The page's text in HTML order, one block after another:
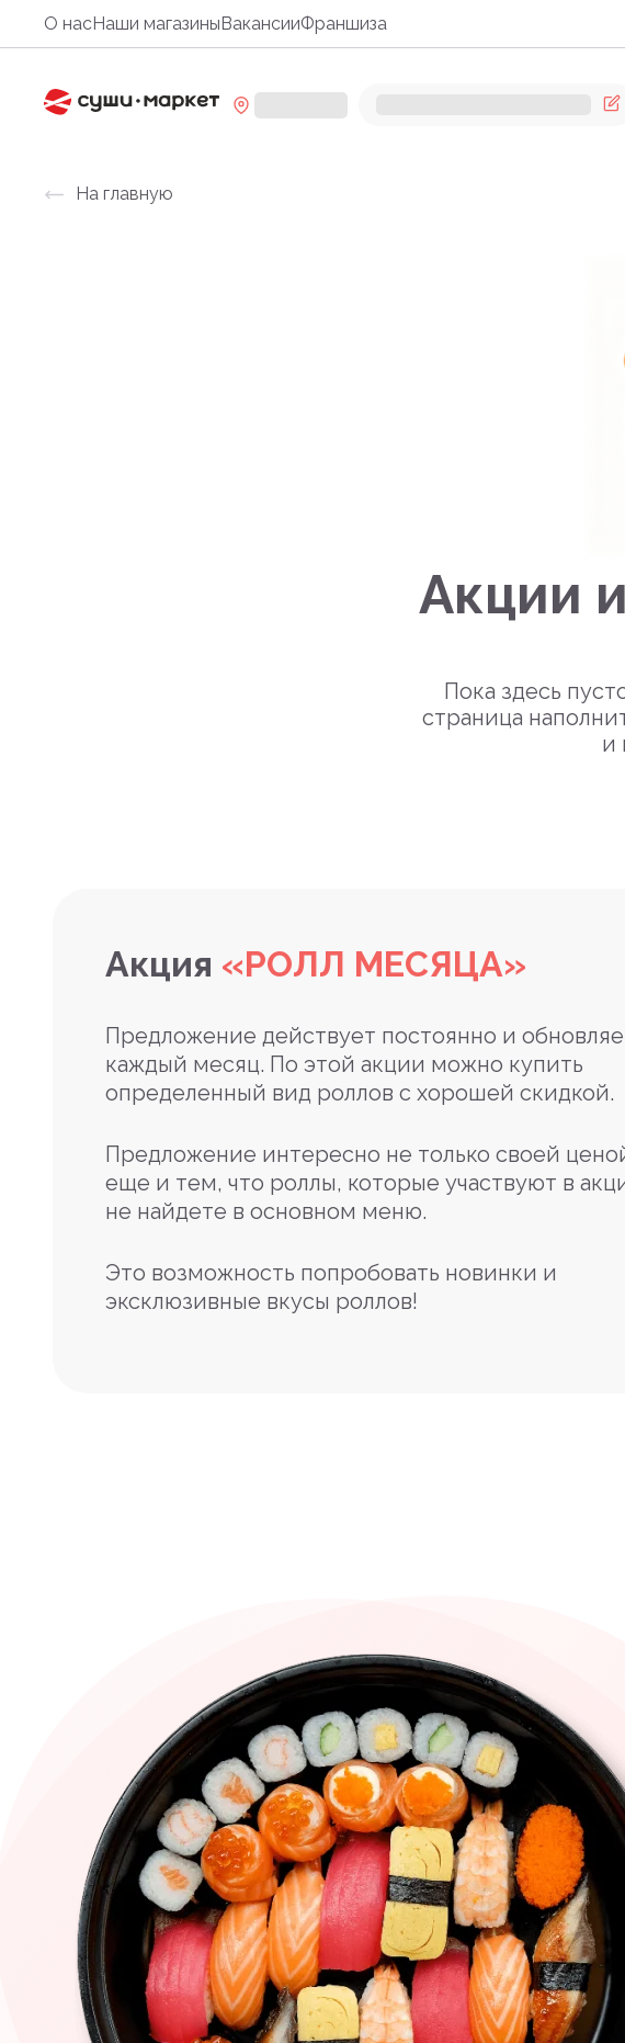
О насНаши магазиныВакансииФраншиза
На главную
Акции
Пока здесь
страница
и
Акция «РОЛЛ МЕСЯЦА»
Предложение действует постоянно и
каждый месяц. По этой акции можно купить
определенный вид роллов с хорошей скидкой.
Предложение интересно не только своей
еще и тем, что роллы, которые участвуют в
не найдете в основном меню.
Это возможность попробовать новинки и
эксклюзивные вкусы роллов!